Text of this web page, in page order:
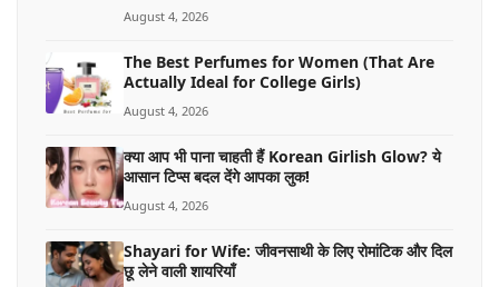
August 4, 2026
The Best Perfumes for Women (That Are
Actually Ideal for College Girls)
August 4, 2026
क्या आप भी पाना चाहती हैं Korean Girlish Glow? ये
आसान टिप्स बदल देंगे आपका लुक!
August 4, 2026
Shayari for Wife: जीवनसाथी के लिए रोमांटिक और दिल
छू लेने वाली शायरियाँ